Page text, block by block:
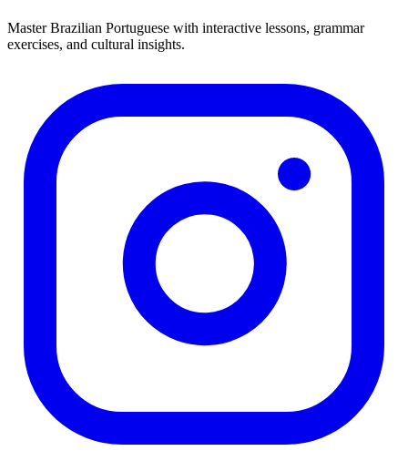
Master Brazilian Portuguese with interactive lessons, grammar
exercises, and cultural insights.